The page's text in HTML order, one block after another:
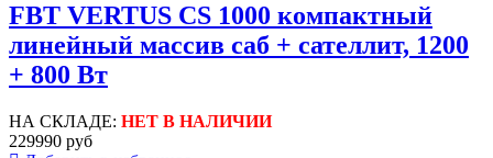
FBT VERTUS CS 1000 компактный
линейный массив саб + сателлит, 1200
+ 800 Вт
НА СКЛАДЕ: НЕТ В НАЛИЧИИ
229990 руб